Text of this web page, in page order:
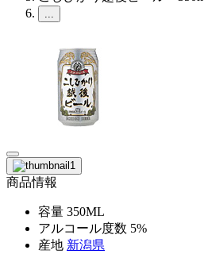
...
商品情報
容量 350ML
アルコール度数 5%
産地 新潟県